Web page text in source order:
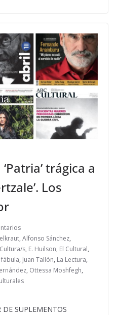
trágica a
Los
, Alfonso Sánchez,
Cultura/s, E. Huilson, El Cultural,
, Juan Tallón, La Lectura,
, Ottessa Moshfegh,
DE SUPLEMENTOS